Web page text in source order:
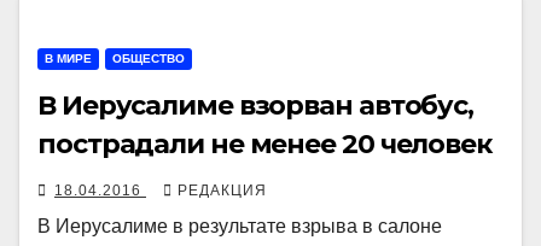
В МИРЕ ОБЩЕСТВО
В Иерусалиме взорван автобус,
пострадали не менее 20 человек
18.04.2016 РЕДАКЦИЯ
В Иерусалиме в результате взрыва в салоне